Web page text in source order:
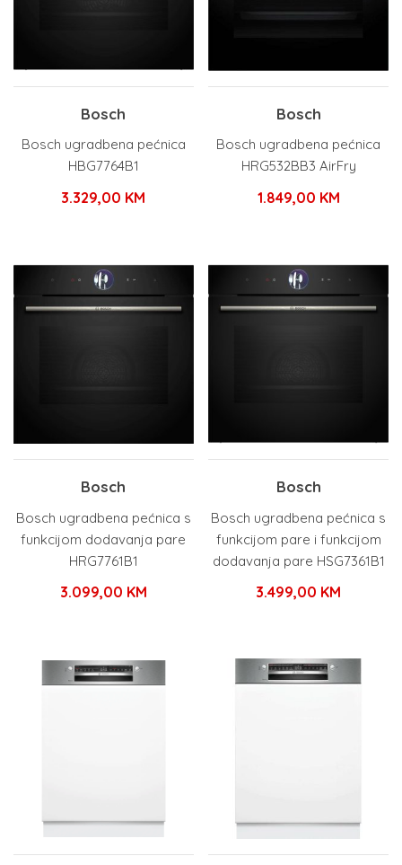
Bosch
Bosch ugradbena pećnica
HBG7764B1
3.329,00 KM
Bosch
Bosch ugradbena pećnica
HRG532BB3 AirFry
1.849,00 KM
Bosch
Bosch ugradbena pećnica s
funkcijom dodavanja pare
HRG7761B1
3.099,00 KM
Bosch
Bosch ugradbena pećnica s
funkcijom pare i funkcijom
dodavanja pare HSG7361B1
3.499,00 KM